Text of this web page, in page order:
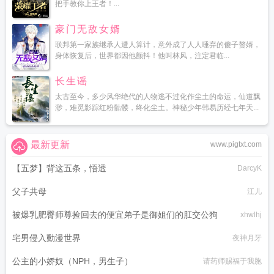
把手教你上王者！...
豪门无敌女婿
联邦第一家族继承人遭人算计，意外成了人人唾弃的傻子赘婿，
身体恢复后，世界都因他颤抖！他叫林风，注定君临...
长生谣
太古至今，多少风华绝代的人物逃不过化作尘土的命运，仙道飘
渺，难觅影踪红粉骷髅，终化尘土。神秘少年韩易历经七年天...
www.pigtxt.com
最新更新
【五梦】背这五条，悟透 DarcyK
父子共母 江儿
被爆乳肥臀师尊捡回去的便宜弟子是御姐们的肛交公狗 xhwlhj
宅男侵入動漫世界 夜神月牙
公主的小娇奴（NPH，男生子） 请药师赐福于我胞